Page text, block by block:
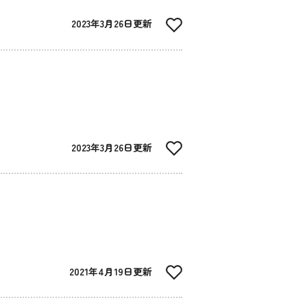
2023年3月26日更新
2023年3月26日更新
2021年4月19日更新